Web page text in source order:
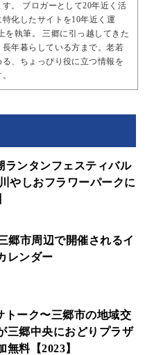
。 ブロガーとして20年近く活
化したサイトを10年近く運
を執筆。 三郷に引っ越してきた
年暮らしている方まで。老若
、ちょっぴり役に立つ情報を
ランタンフェスティバル
やしおフラワーパークに
郷市周辺で開催されるイ
レンダー
トーク〜三郷市の地域交
三郷中央におどりプラザ
無料【2023】